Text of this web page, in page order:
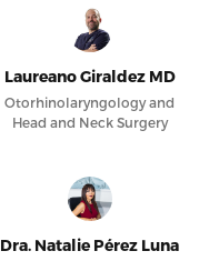
Laureano Giraldez MD
Otorhinolaryngology and
Head and Neck Surgery
Dra. Natalie Pérez Luna